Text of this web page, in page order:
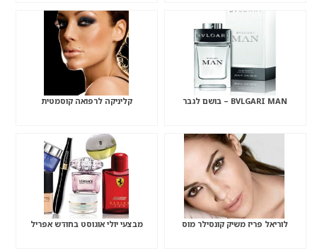
BVLGARI MAN – בושם לגבר קליניקה לרפואה קוסמטית
לוריאל פריז משיק קונסילר מוס מבצעי יולי אוגוסט בחודש אפריל